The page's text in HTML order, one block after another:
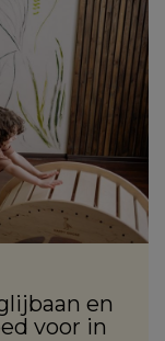
en
voor in